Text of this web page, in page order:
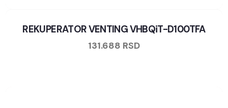
REKUPERATOR VENTING VHBQiT-D100TFA
131.688 RSD